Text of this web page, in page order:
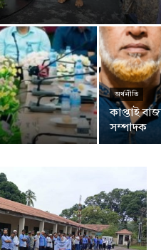
অর্থনীতি
কাপ্তাই
সম্পাদক